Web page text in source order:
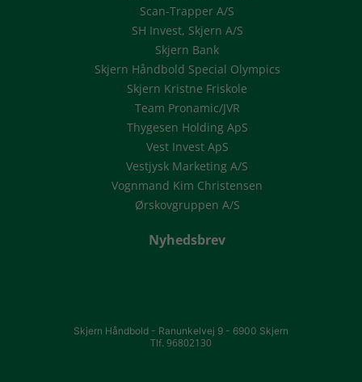
Scan-Trapper A/S
SH Invest, Skjern A/S
Skjern Bank
Skjern Håndbold Special Olympics
Skjern Kristne Friskole
Team Pronamic/JVR
Thygesen Holding ApS
Vest Invest ApS
Vestjysk Marketing A/S
Vognmand Kim Christensen
Ørskovgruppen A/S
Nyhedsbrev
Skjern Håndbold - Ranunkelvej 9 - 6900 Skjern
Tlf. 96802130